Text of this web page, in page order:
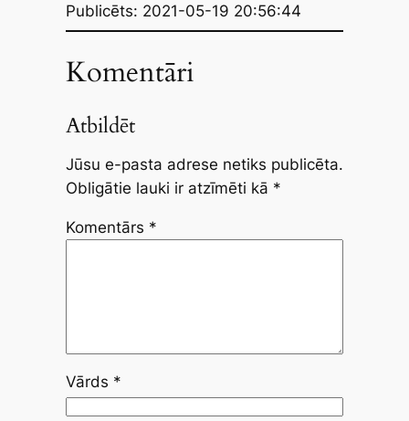
Publicēts: 2021-05-19 20:56:44
Komentāri
Atbildēt
Jūsu e-pasta adrese netiks publicēta.
Obligātie lauki ir atzīmēti kā *
Komentārs *
Vārds *